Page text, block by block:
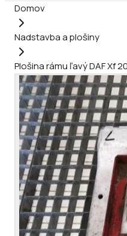
Domov
Nadstavba a plošiny
Plošina rámu ľavý DAF Xf